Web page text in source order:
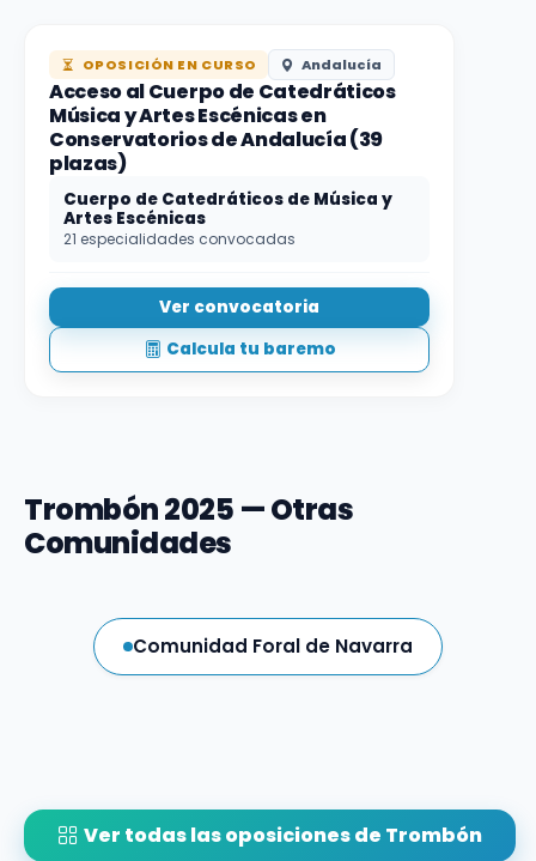
OPOSICIÓN EN CURSO Andalucía
Acceso al Cuerpo de Catedráticos
Música y Artes Escénicas en
Conservatorios de Andalucía (39
plazas)
Cuerpo de Catedráticos de Música y
Artes Escénicas
21 especialidades convocadas
Ver convocatoria
Calcula tu baremo
Trombón 2025 — Otras
Comunidades
Comunidad Foral de Navarra
Ver todas las oposiciones de Trombón